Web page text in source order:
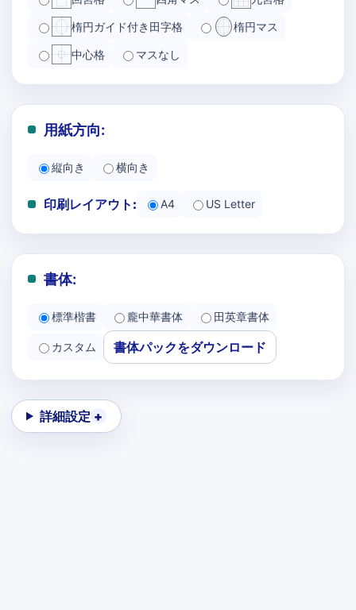
楕円ガイド付き田字格 楕円マス
中心格 マスなし
用紙方向:
縦向き 横向き
印刷レイアウト: A4 US Letter
書体:
標準楷書 龐中華書体 田英章書体
カスタム 書体パックをダウンロード
詳細設定